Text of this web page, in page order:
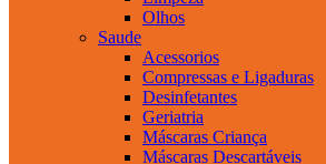
Olhos
Saude
Acessorios
Compressas e Ligaduras
Desinfetantes
Geriatria
Máscaras Criança
Máscaras Descartáveis